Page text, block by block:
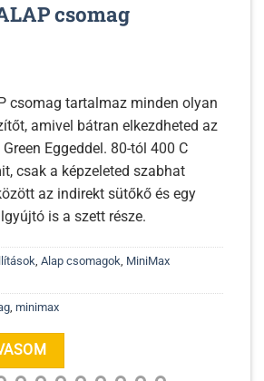
csomag
csomag tartalmaz minden olyan
amivel bátran elkezdheted az
Eggeddel. 80-tól 400 C
csak a képzeleted szabhat
az indirekt sütőkő és egy
is a szett része.
Alap csomagok MiniMax
minimax